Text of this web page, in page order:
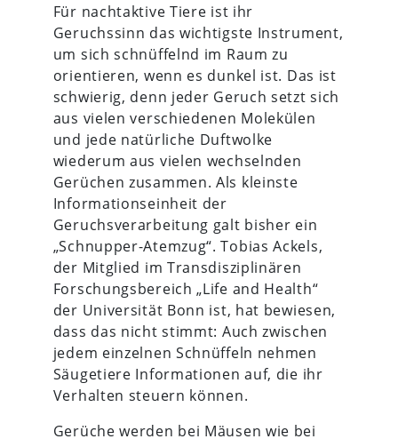
Für nachtaktive Tiere ist ihr
Geruchssinn das wichtigste Instrument,
um sich schnüffelnd im Raum zu
orientieren, wenn es dunkel ist. Das ist
schwierig, denn jeder Geruch setzt sich
aus vielen verschiedenen Molekülen
und jede natürliche Duftwolke
wiederum aus vielen wechselnden
Gerüchen zusammen. Als kleinste
Informationseinheit der
Geruchsverarbeitung galt bisher ein
„Schnupper-Atemzug“. Tobias Ackels,
der Mitglied im Transdisziplinären
Forschungsbereich „Life and Health“
der Universität Bonn ist, hat bewiesen,
dass das nicht stimmt: Auch zwischen
jedem einzelnen Schnüffeln nehmen
Säugetiere Informationen auf, die ihr
Verhalten steuern können.
Gerüche werden bei Mäusen wie bei